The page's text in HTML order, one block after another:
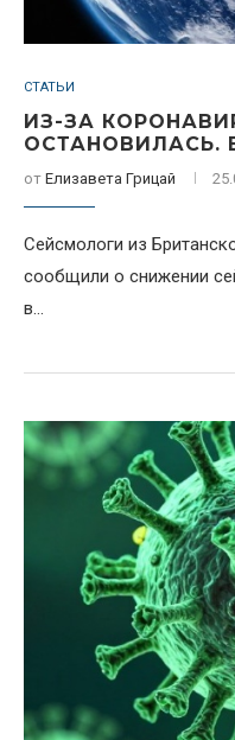
СТАТЬИ
ИЗ-ЗА
ОСТАНОВИЛАСЬ.
от Елизавета Грицай
Сейсмологи из
сообщили о снижении
в...